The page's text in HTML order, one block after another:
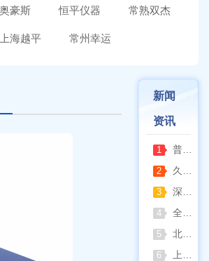
奥豪斯 恒平仪器 常熟双杰
上海越平 常州幸运
新闻
资讯
1 普通烘箱和耐腐蚀烘箱区分
2 久兴医疗高压蒸汽灭菌器：制药科研灭菌的可靠之选
3 深那静音超声波清洗仪：科研洁净新标准，安静高效更安心
4 全自动凯氏定氮仪测定焦炭中氮 上海纤检助力焦化行业精准检测
5 北京六一电泳仪完整选型指南（分电泳槽 + 电源两大模块，按实验场景直接匹配）
6 上海仪电吸光光度法和荧光分析法的异同